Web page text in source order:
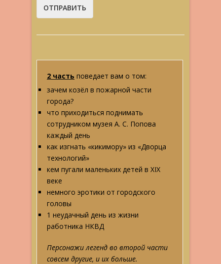
2 часть поведает вам о том:
зачем козёл в пожарной части
города?
что приходиться поднимать
сотрудником музея А. С. Попова
каждый день
как изгнать «кикимору» из «Дворца
технологий»
кем пугали маленьких детей в XIX
веке
немного эротики от городского
головы
1 неудачный день из жизни
работника НКВД
Персонажи легенд во второй части
совсем другие, и их больше.